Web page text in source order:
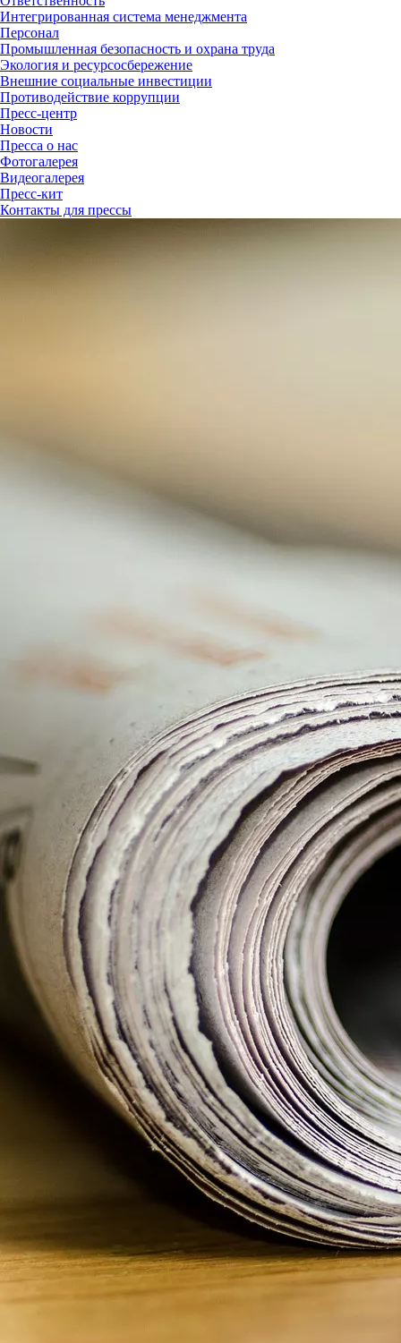
Интегрированная система менеджмента
Персонал
Промышленная безопасность и охрана труда
Экология и ресурсосбережение
Внешние социальные инвестиции
Противодействие коррупции
Пресс-центр
Новости
Пресса о нас
Фотогалерея
Видеогалерея
Пресс-кит
Контакты для прессы